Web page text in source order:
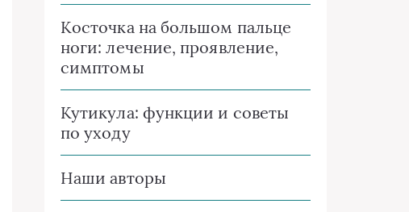
Косточка на большом пальце
ноги: лечение, проявление,
симптомы
Кутикула: функции и советы
по уходу
Наши авторы